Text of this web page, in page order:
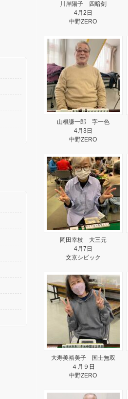
川岸陽子 四暗刻
4月2日
中野ZERO
山根謙一郎 字一色
4月3日
中野ZERO
岡田幸枝 大三元
4月7日
文京シビック
大寿美裕美子 国士無双
４月９日
中野ZERO